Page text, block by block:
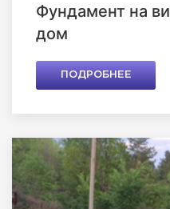
Фундамент на
дом
ПОДРОБНЕЕ